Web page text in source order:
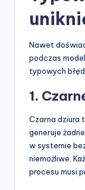
Nawet
podczas
typowych
1.
Czarna dziura
generuje
w systemie
niemożliwe.
procesu musi